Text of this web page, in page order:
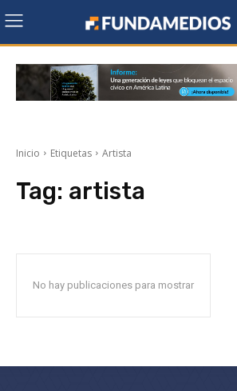
Inicio Etiquetas Artista
Tag: artista
No hay publicaciones para mostrar